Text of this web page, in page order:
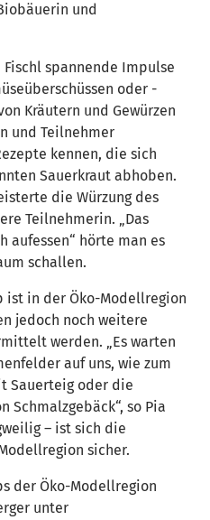
und
spannende Impulse
oder -
Kräutern und Gewürzen
und Teilnehmer
kennen, die sich
Sauerkraut abhoben.
die Würzung des
Teilnehmerin. „Das
aufessen“ hörte man es
schallen.
ist in der Öko-Modellregion
jedoch noch weitere
werden. „Es warten
auf uns, wie zum
Sauerteig oder die
so Pia
– ist sich die
sicher.
der Öko-Modellregion
unter